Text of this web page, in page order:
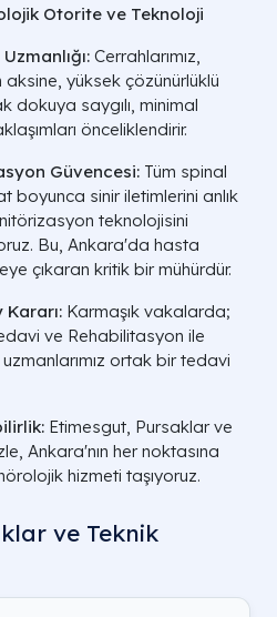
Otorite ve Teknoloji
Cerrahlarımız,
yüksek çözünürlüklü
dokuya saygılı, minimal
önceliklendirir.
Güvencesi: Tüm spinal
boyunca sinir iletimlerini anlık
teknolojisini
Bu, Ankara'da hasta
çıkaran kritik bir mühürdür.
Karmaşık vakalarda;
ve Rehabilitasyon ile
ortak bir tedavi
Etimesgut, Pursaklar ve
Ankara'nın her noktasına
hizmeti taşıyoruz.
ve Teknik